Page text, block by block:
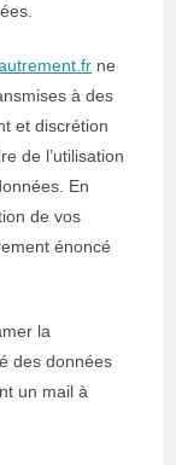
ne
à des
et discrétion
de l’utilisation
En
de vos
énoncé
la
des données
un mail à